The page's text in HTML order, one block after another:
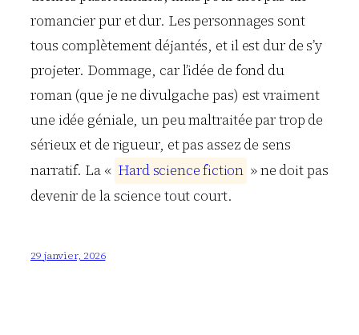
romancier pur et dur. Les personnages sont
tous complètement déjantés, et il est dur de s’y
projeter. Dommage, car l’idée de fond du
roman (que je ne divulgache pas) est vraiment
une idée géniale, un peu maltraitée par trop de
sérieux et de rigueur, et pas assez de sens
narratif. La « Hard sciencefiction » ne doit pas
devenir de la science tout court.
29 janvier, 2026